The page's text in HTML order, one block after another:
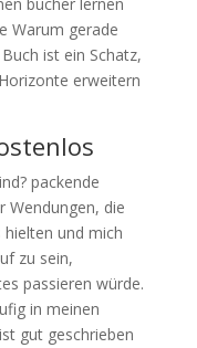
Warum gerade
ist ein Schatz,
erweitern
packende
Wendungen, die
und mich
zu sein,
passieren würde.
in meinen
gut geschrieben